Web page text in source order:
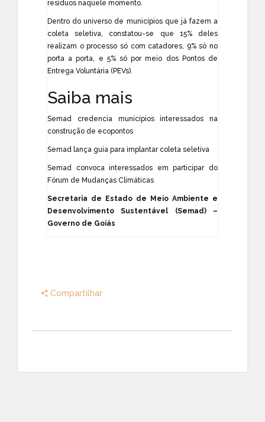
resíduos naquele momento.
Dentro do universo de municípios que já fazem a
coleta seletiva, constatou-se que 15% deles
realizam o processo só com catadores, 9% só no
porta a porta, e 5% só por meio dos Pontos de
Entrega Voluntária (PEVs).
Saiba mais
Semad credencia municípios interessados na
construção de ecopontos
Semad lança guia para implantar coleta seletiva
Semad convoca interessados em participar do
Fórum de Mudanças Climáticas
Secretaria de Estado de Meio Ambiente e
Desenvolvimento Sustentável (Semad) –
Governo de Goiás
Compartilhar